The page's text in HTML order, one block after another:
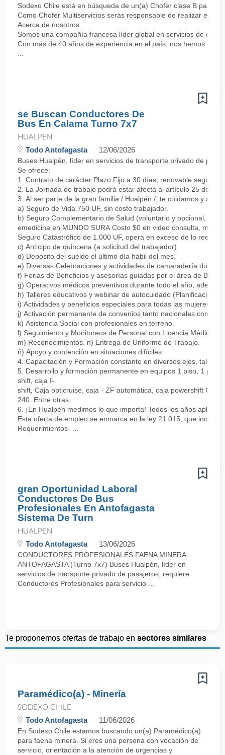
Sodexo Chile está en búsqueda de un(a) Chofer clase B para
Como Chofer Multiservicios serás responsable de realizar el
Acerca de nosotros
Somos una compañía francesa líder global en servicios de
Con más de 40 años de experiencia en el país, nos hemos
se Buscan Conductores De
Bus En Calama Turno 7x7
HUALPEN
Todo Antofagasta 12/06/2026
Buses Hualpén, líder en servicios de transporte privado de
Se ofrece:
1. Contrato de carácter Plazo Fijo a 30 días, renovable según
2. La Jornada de trabajo podrá estar afecta al artículo 25 del
3. Al ser parte de la gran familia / Hualpén /, te cuidamos y
a) Seguro de Vida 750 UF, sin costo trabajador.
b) Seguro Complementario de Salud (voluntario y opcional, de
emedicina en MUNDO SURA Costo $0 en video consulta,
Seguro Catastrófico de 1.000 UF, opera en exceso de lo
c) Anticipo de quincena (a solicitud del trabajador)
d) Depósito del sueldo el último día hábil del mes.
e) Diversas Celebraciones y actividades de camaradería
f) Ferias de Beneficios y asesorías guiadas por el área de
g) Operativos médicos preventivos durante todo el año,
h) Talleres educativos y webinar de autocuidado (Planificación
i) Actividades y beneficios especiales para todas las mujeres
j) Activación permanente de convenios tanto nacionales como
k) Asistencia Social con profesionales en terreno.
l) Seguimiento y Monitoreos de Personal con Licencia Médica.
m) Reconocimientos. n) Entrega de Uniforme de Trabajo.
ñ) Apoyo y contención en situaciones difíciles.
4. Capacitación y Formación constante en diversos ejes, tales
5. Desarrollo y formación permanente en equipos 1 piso, 1
shift, caja I-
shift, Caja opticruise, caja - ZF automática, caja powershift GO-
240. Entre otras.
6. ¡En Hualpén medimos lo que importa! Todos los años
Esta oferta de empleo se enmarca en la ley 21.015, que
Requerimientos- ...
gran Oportunidad Laboral
Conductores De Bus
Profesionales En Antofagasta
Sistema De Turn
HUALPEN
Todo Antofagasta 13/06/2026
CONDUCTORES PROFESIONALES FAENA MINERA
ANTOFAGASTA (Turno 7x7) Buses Hualpén, líder en
servicios de transporte privado de pasajeros, requiere
Conductores Profesionales para servicio ...
Te proponemos ofertas de trabajo en sectores similares
Paramédico(a) - Minería
SODEXO CHILE
Todo Antofagasta 11/06/2026
En Sodexo Chile estamos buscando un(a) Paramédico(a)
para faena minera. Si eres una persona con vocación de
servicio, orientación a la atención de urgencias y